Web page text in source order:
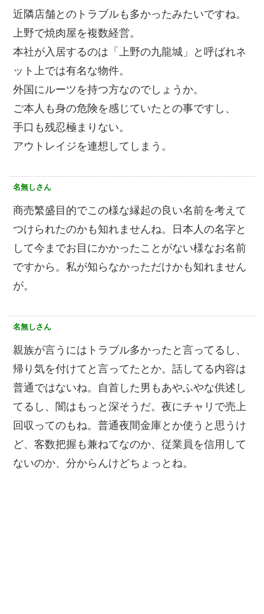
近隣店舗とのトラブルも多かったみたいですね。
上野で焼肉屋を複数経営。
本社が入居するのは「上野の九龍城」と呼ばれネ
ット上では有名な物件。
外国にルーツを持つ方なのでしょうか。
ご本人も身の危険を感じていたとの事ですし、
手口も残忍極まりない。
アウトレイジを連想してしまう。
名無しさん
商売繁盛目的でこの様な縁起の良い名前を考えて
つけられたのかも知れませんね。日本人の名字と
して今までお目にかかったことがない様なお名前
ですから。私が知らなかっただけかも知れません
が。
名無しさん
親族が言うにはトラブル多かったと言ってるし、
帰り気を付けてと言ってたとか。話してる内容は
普通ではないね。自首した男もあやふやな供述し
てるし、闇はもっと深そうだ。夜にチャリで売上
回収ってのもね。普通夜間金庫とか使うと思うけ
ど、客数把握も兼ねてなのか、従業員を信用して
ないのか、分からんけどちょっとね。